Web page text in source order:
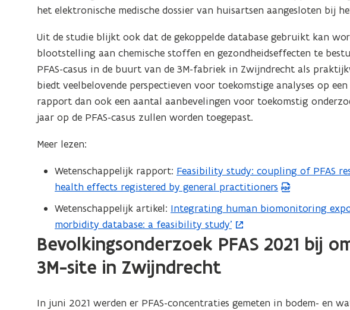
i
u
w
v
e
n
s
r
)
n
n
i
e
u
w
v
n
t
e
r
)
n
t
e
r
)
i
a
p
p
l
i
i
)
het elektronische medische dossier van huisartsen aangesloten bij
Uit de studie blijkt ook dat de gekoppelde database gebruikt kan
blootstelling aan chemische stoffen en gezondheidseffecten te
PFAS-casus in de buurt van de 3M-fabriek in Zwijndrecht als
biedt veelbelovende perspectieven voor toekomstige analyses op
rapport dan ook een aantal aanbevelingen voor toekomstig
jaar op de PFAS-casus zullen worden toegepast.
Meer lezen:
Wetenschappelijk rapport: Feasibility study: coupling of PFAS
health effects registered by general practitioners
(
P
D
F
e
s
a
Wetenschappelijk artikel: Integrating human biomonitoring
morbidity database: a feasibility study’
(
o
p
e
n
i
Bevolkingsonderzoek PFAS 2021 bij
3M-site in Zwijndrecht
In juni 2021 werden er PFAS-concentraties gemeten in bodem- en